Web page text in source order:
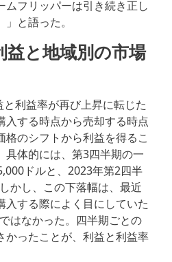
ムフリッパーは引き続き正し
と語った。
益と地域別の市場
利益率が再び上昇に転じた
入する時点から売却する時点
格のシフトから利益を得るこ
具体的には、第3四半期の一
ドルと、2023年第2四半
かし、この下落幅は、最近
入する際によく目にしていた
はなかった。四半期ごとの
かったことが、利益と利益率